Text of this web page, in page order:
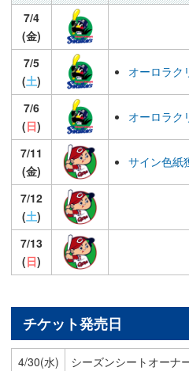
7/4
(金)
7/5
(土)
オーロラク
7/6
(日)
オーロラク
7/11
(金)
サイン色紙
7/12
(土)
7/13
(日)
チケット発売日
4/30(水)
シーズンシートオーナ